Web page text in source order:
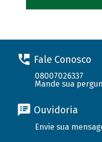
Fale Conosco
08007026337
Mande sua
Ouvidoria
Envie sua